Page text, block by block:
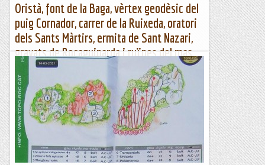
Oristà, font de la Baga, vèrtex geodèsic del
puig Cornador, carrer de la Ruixeda, oratori
dels Sants Màrtirs, ermita de Sant Nazari,
gravats de Rocaguinarda i ruïnes del mas
de Rocaguinarda
Oristà, vèrtex geodèsic puig Cornador, carrer de la Ruixeda,
oratori dels Sants Màrtirs, Sant Nazari i gravats de
RocaguinardaWikiloc | Ruta Oristà, vèrtex geodèsic puig...
Muntanya